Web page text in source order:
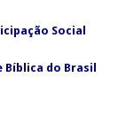
Social
Bíblica do Brasil